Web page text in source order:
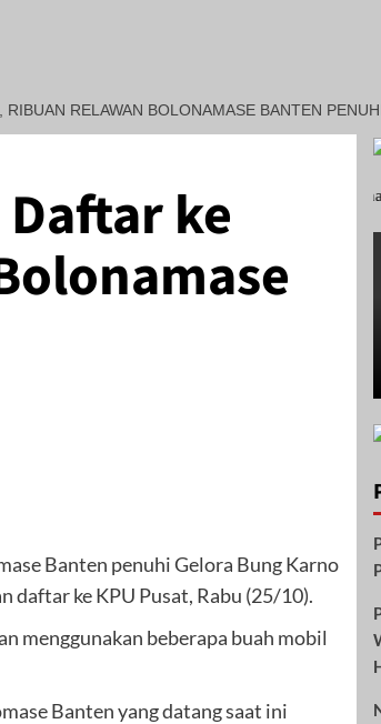
RELAWAN BOLONAMASE BANTEN
ke
Banten penuhi Gelora Bung Karno
daftar ke KPU Pusat, Rabu (25/10).
menggunakan beberapa buah mobil
Banten yang datang saat ini
REDAKSI : Penasehat